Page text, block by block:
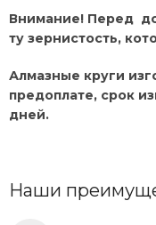
Внимание! Перед
ту зернистость,
Алмазные круги
предоплате, срок
дней.
Наши